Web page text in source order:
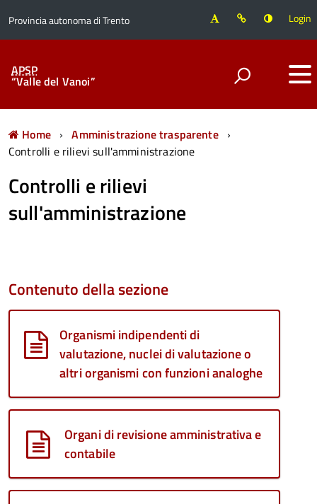
Provincia autonoma di Trento Login
APSP
“Valle del Vanoi”
Home
Amministrazione trasparente
Controlli e rilievi sull'amministrazione
Controlli e rilievi
sull'amministrazione
Contenuto della sezione
Organismi indipendenti di
valutazione, nuclei di valutazione o
altri organismi con funzioni analoghe
Organi di revisione amministrativa e
contabile